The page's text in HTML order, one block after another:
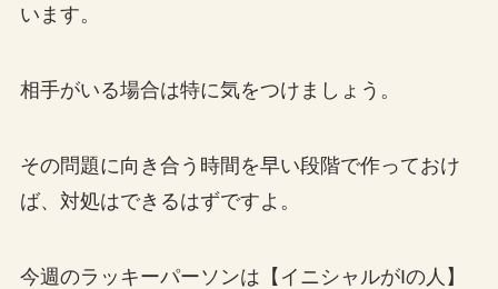
います。
相手がいる場合は特に気をつけましょう。
その問題に向き合う時間を早い段階で作っておけ
ば、対処はできるはずですよ。
今週のラッキーパーソンは【イニシャルがIの人】